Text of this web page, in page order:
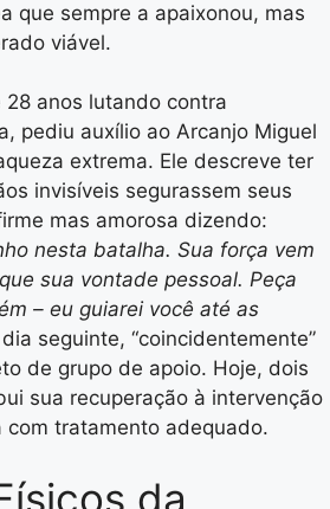
que sempre a apaixonou, mas
viável.
28 anos lutando contra
pediu auxílio ao Arcanjo Miguel
extrema. Ele descreve ter
invisíveis segurassem seus
mas amorosa dizendo:
nesta batalha. Sua força vem
sua vontade pessoal. Peça
– eu guiarei você até as
seguinte, “coincidentemente”
de grupo de apoio. Hoje, dois
sua recuperação à intervenção
com tratamento adequado.
da